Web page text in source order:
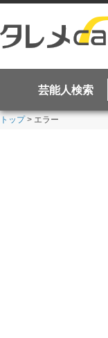
芸能人検索
トップ> エラー